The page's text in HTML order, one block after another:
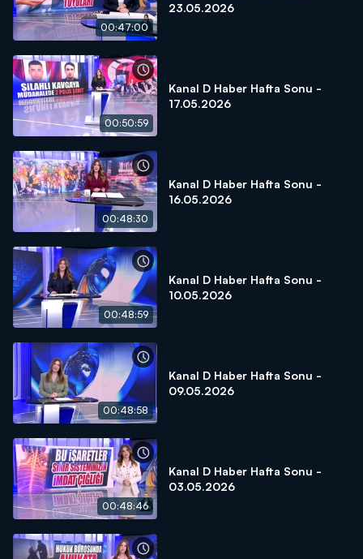
00:47:00
23.05.2026
00:50:59
Kanal D Haber Hafta Sonu -
17.05.2026
00:48:30
Kanal D Haber Hafta Sonu -
16.05.2026
00:48:59
Kanal D Haber Hafta Sonu -
10.05.2026
00:48:58
Kanal D Haber Hafta Sonu -
09.05.2026
00:48:46
Kanal D Haber Hafta Sonu -
03.05.2026